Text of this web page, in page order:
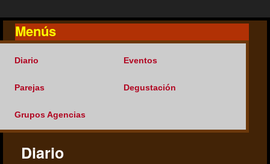
Menús
Diario Eventos
Parejas Degustación
Grupos Agencias
Diario